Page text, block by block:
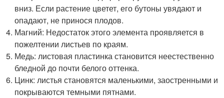
вниз. Если растение цветет, его бутоны увядают и
опадают, не принося плодов.
Магний: Недостаток этого элемента проявляется в
пожелтении листьев по краям.
Медь: листовая пластинка становится неестественно
бледной до почти белого оттенка.
Цинк: листья становятся маленькими, заостренными и
покрываются темными пятнами.